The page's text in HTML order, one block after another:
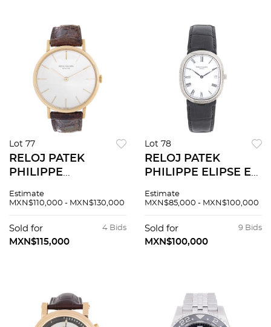
Lot 77
RELOJ PATEK
PHILIPPE
AMARILLO DE 18K
Movimiento: manual.
Estimate
MXN$110,000 - MXN$130,000
4 Bids
Sold for
MXN$115,000
Lot 78
RELOJ PATEK
PHILIPPE ELIPSE EN
Movimiento: cuarzo.
Estimate
MXN$85,000 - MXN$100,000
9 Bids
Sold for
MXN$100,000